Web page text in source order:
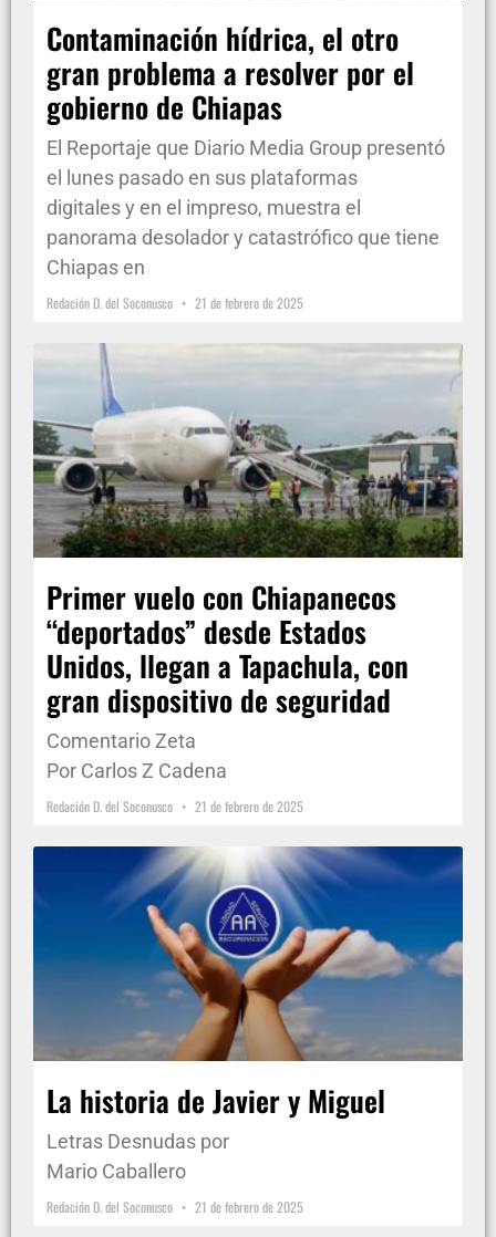
Contaminación hídrica, el otro
gran problema a resolver por el
gobierno de Chiapas
El Reportaje que Diario Media Group presentó
el lunes pasado en sus plataformas
digitales y en el impreso, muestra el
panorama desolador y catastrófico que tiene
Chiapas en
Redación D. del Soconusco 21 de febrero de 2025
Primer vuelo con Chiapanecos
“deportados” desde Estados
Unidos, llegan a Tapachula, con
gran dispositivo de seguridad
Comentario Zeta
Por Carlos Z Cadena
Redación D. del Soconusco 21 de febrero de 2025
La historia de Javier y Miguel
Letras Desnudas por
Mario Caballero
Redación D. del Soconusco 21 de febrero de 2025